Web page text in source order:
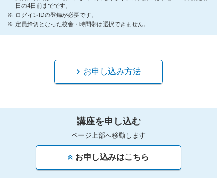
日の4日前までです。
ログインIDの登録が必要です。
定員締切となった校舎・時間帯は選択できません。
お申し込み方法
講座を申し込む
ページ上部へ移動します
お申し込みはこちら